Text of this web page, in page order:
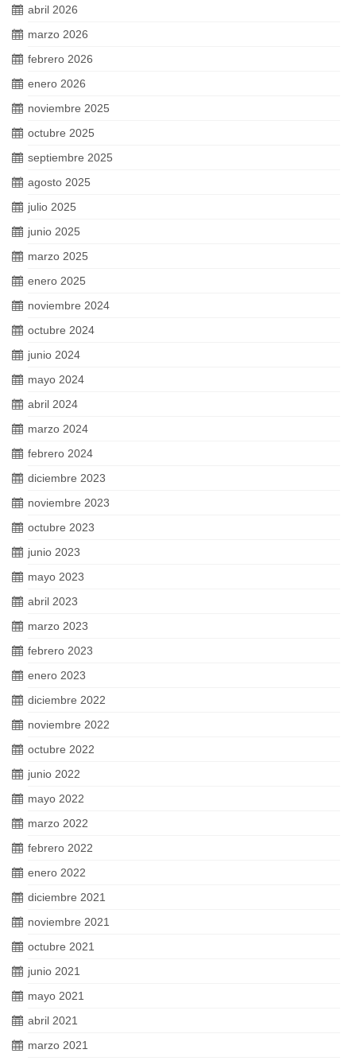
abril 2026
marzo 2026
febrero 2026
enero 2026
noviembre 2025
octubre 2025
septiembre 2025
agosto 2025
julio 2025
junio 2025
marzo 2025
enero 2025
noviembre 2024
octubre 2024
junio 2024
mayo 2024
abril 2024
marzo 2024
febrero 2024
diciembre 2023
noviembre 2023
octubre 2023
junio 2023
mayo 2023
abril 2023
marzo 2023
febrero 2023
enero 2023
diciembre 2022
noviembre 2022
octubre 2022
junio 2022
mayo 2022
marzo 2022
febrero 2022
enero 2022
diciembre 2021
noviembre 2021
octubre 2021
junio 2021
mayo 2021
abril 2021
marzo 2021